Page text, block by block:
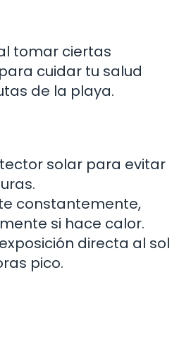
tomar ciertas
cuidar tu salud
de la playa.
solar para evitar
constantemente,
si hace calor.
directa al sol
pico.